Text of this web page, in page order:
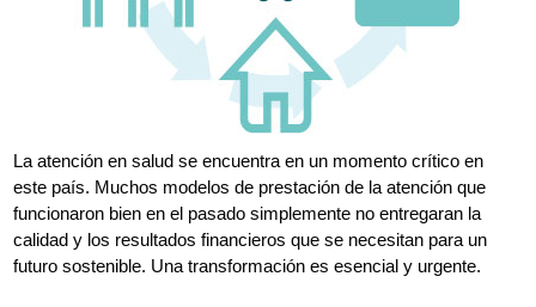
La atención en salud se encuentra en un momento crítico en
este país. Muchos modelos de prestación de la atención que
funcionaron bien en el pasado simplemente no entregaran la
calidad y los resultados financieros que se necesitan para un
futuro sostenible. Una transformación es esencial y urgente.